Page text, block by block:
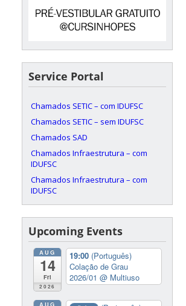
Service Portal
Chamados SETIC – com IDUFSC
Chamados SETIC – sem IDUFSC
Chamados SAD
Chamados Infraestrutura – com
IDUFSC
Chamados Infraestrutura – com
IDUFSC
Upcoming Events
AUG
14
Fri
2026
19:00 (Português)
Colação de Grau
2026/01@ Multiuso